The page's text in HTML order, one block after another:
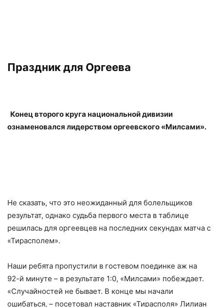
Праздник для Оргеева
Конец второго круга национальной дивизии
ознаменовался лидерством оргеевского «Милсами».
Не сказать, что это неожиданный для болельщиков
результат, однако судьба первого места в таблице
решилась для оргеевцев на последних секундах матча с
«Тирасполем».
Наши ребята пропустили в гостевом поединке аж на
92-й минуте – в результате 1:0, «Милсами» побеждает.
«Случайностей не бывает. В конце мы начали
ошибаться, – посетовал наставник «Тирасполя» Лилиан